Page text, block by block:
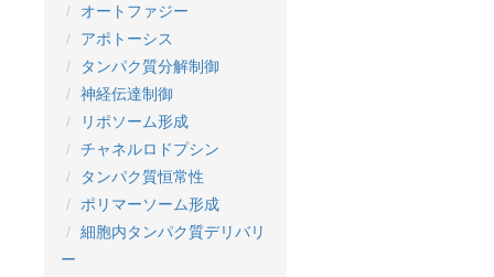
オートファジー
アポトーシス
タンパク質分解制御
神経伝達制御
リポソーム形成
チャネルロドプシン
タンパク質恒常性
ポリマーソーム形成
細胞内タンパク質デリバリ
ー